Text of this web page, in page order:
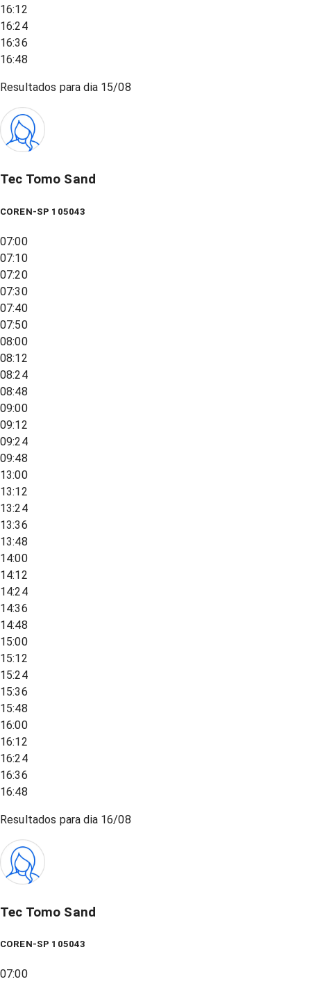
16:12
16:24
16:36
16:48
Resultados para dia 15/08
Tec Tomo Sand
COREN-SP 105043
07:00
07:10
07:20
07:30
07:40
07:50
08:00
08:12
08:24
08:48
09:00
09:12
09:24
09:48
13:00
13:12
13:24
13:36
13:48
14:00
14:12
14:24
14:36
14:48
15:00
15:12
15:24
15:36
15:48
16:00
16:12
16:24
16:36
16:48
Resultados para dia 16/08
Tec Tomo Sand
COREN-SP 105043
07:00